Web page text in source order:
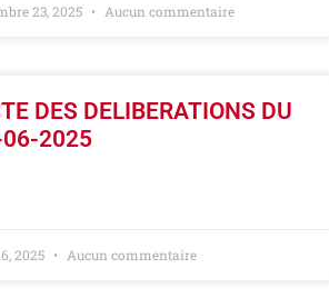
23, 2025 Aucun commentaire
DES DELIBERATIONS DU
2025
2025 Aucun commentaire